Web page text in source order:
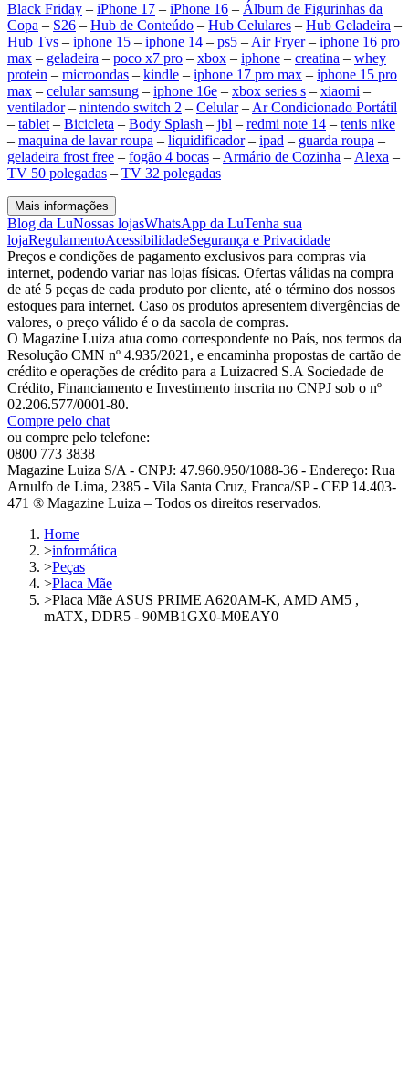
Black Friday – iPhone 17 – iPhone 16 – Álbum de Figurinhas da
Copa – S26 – Hub de Conteúdo – Hub Celulares – Hub Geladeira –
Hub Tvs – iphone 15 – iphone 14 – ps5 –Air Fryer– iphone 16 pro
max – geladeira – poco x7 pro – xbox – iphone – creatina – whey
protein – microondas – kindle – iphone 17 pro max – iphone 15 pro
max – celular samsung – iphone 16e – xbox series s – xiaomi –
ventilador– nintendo switch 2 – Celular–Ar Condicionado Portátil
– tablet– Bicicleta – Body Splash – jbl – redmi note 14 – tenis nike
– maquina de lavar roupa – liquidificador– ipad – guarda roupa –
geladeira frost free – fogão 4 bocas –Armário de Cozinha –Alexa –
TV 50 polegadas – TV 32 polegadas
Mais informações
Blog da LuNossas lojasWhatsApp da LuTenha sua
lojaRegulamentoAcessibilidadeSegurança e Privacidade
Preços e condições de pagamento exclusivos para compras via
internet, podendo variar nas lojas físicas. Ofertas válidas na compra
de até 5 peças de cada produto por cliente, até o término dos nossos
estoques para internet. Caso os produtos apresentem divergências de
valores, o preço válido é o da sacola de compras.
O Magazine Luiza atua como correspondente no País, nos termos da
Resolução CMN nº 4.935/2021, e encaminha propostas de cartão de
crédito e operações de crédito para a Luizacred S.A Sociedade de
Crédito, Financiamento e Investimento inscrita no CNPJ sob o nº
02.206.577/0001-80.
Compre pelo chat
ou compre pelo telefone:
0800 773 3838
Magazine Luiza S/A - CNPJ: 47.960.950/1088-36 - Endereço: Rua
Arnulfo de Lima, 2385 - Vila Santa Cruz, Franca/SP - CEP 14.403-
471 ® Magazine Luiza – Todos os direitos reservados.
Home
>informática
>Peças
>Placa Mãe
>Placa Mãe ASUS PRIME A620AM-K, AMD AM5 ,
mATX, DDR5 - 90MB1GX0-M0EAY0